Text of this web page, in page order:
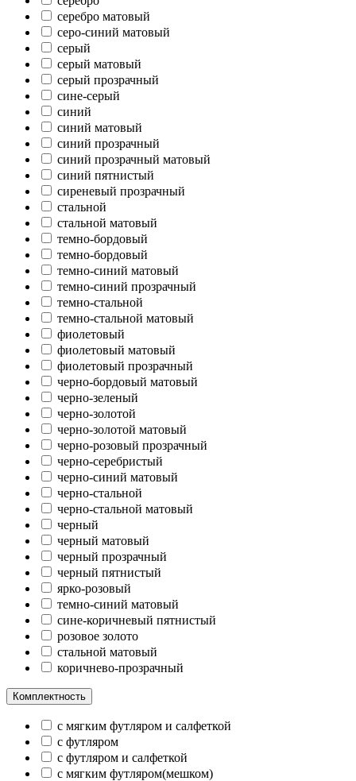
серебро матовый
серо-синий матовый
серый
серый матовый
серый прозрачный
сине-серый
синий
синий матовый
синий прозрачный
синий прозрачный матовый
синий пятнистый
сиреневый прозрачный
стальной
стальной матовый
темно-бордовый
темно-бордовый
темно-синий матовый
темно-синий прозрачный
темно-стальной
темно-стальной матовый
фиолетовый
фиолетовый матовый
фиолетовый прозрачный
черно-бордовый матовый
черно-зеленый
черно-золотой
черно-золотой матовый
черно-розовый прозрачный
черно-серебристый
черно-синий матовый
черно-стальной
черно-стальной матовый
черный
черный матовый
черный прозрачный
черный пятнистый
ярко-розовый
темно-синий матовый
сине-коричневый пятнистый
розовое золото
стальной матовый
коричнево-прозрачный
Комплектность
с мягким футляром и салфеткой
с футляром
с футляром и салфеткой
с мягким футляром(мешком)